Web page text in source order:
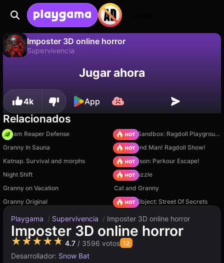
Imposter 3D online horror
Supervivencia
¡Guarda el progreso!Jugar ahora
4k App
Relacionados
Dream Reaper Defense
Sprunki Sandbox: Ragdoll Playground Mode
Granny In Sauna
Playground Man! Ragdoll Show!
Katnap. Survival and morphs
Barry Prison: Parkour Escape!
Night Shift
Arrow Puzzle
Granny on Vacation
Cat and Granny
Granny Original
Hidden Object: Street Of Secrets
Playgama / Supervivencia / Imposter 3D online horror
Imposter 3D online horror
★★★★★ 4.7 / 3596 votos 12
Desarrollador: Snow Bat